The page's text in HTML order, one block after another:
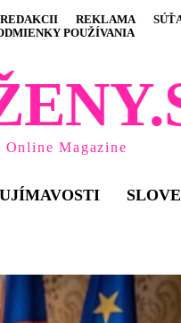
REKLAMA
POUŽÍVANIA
Magazine